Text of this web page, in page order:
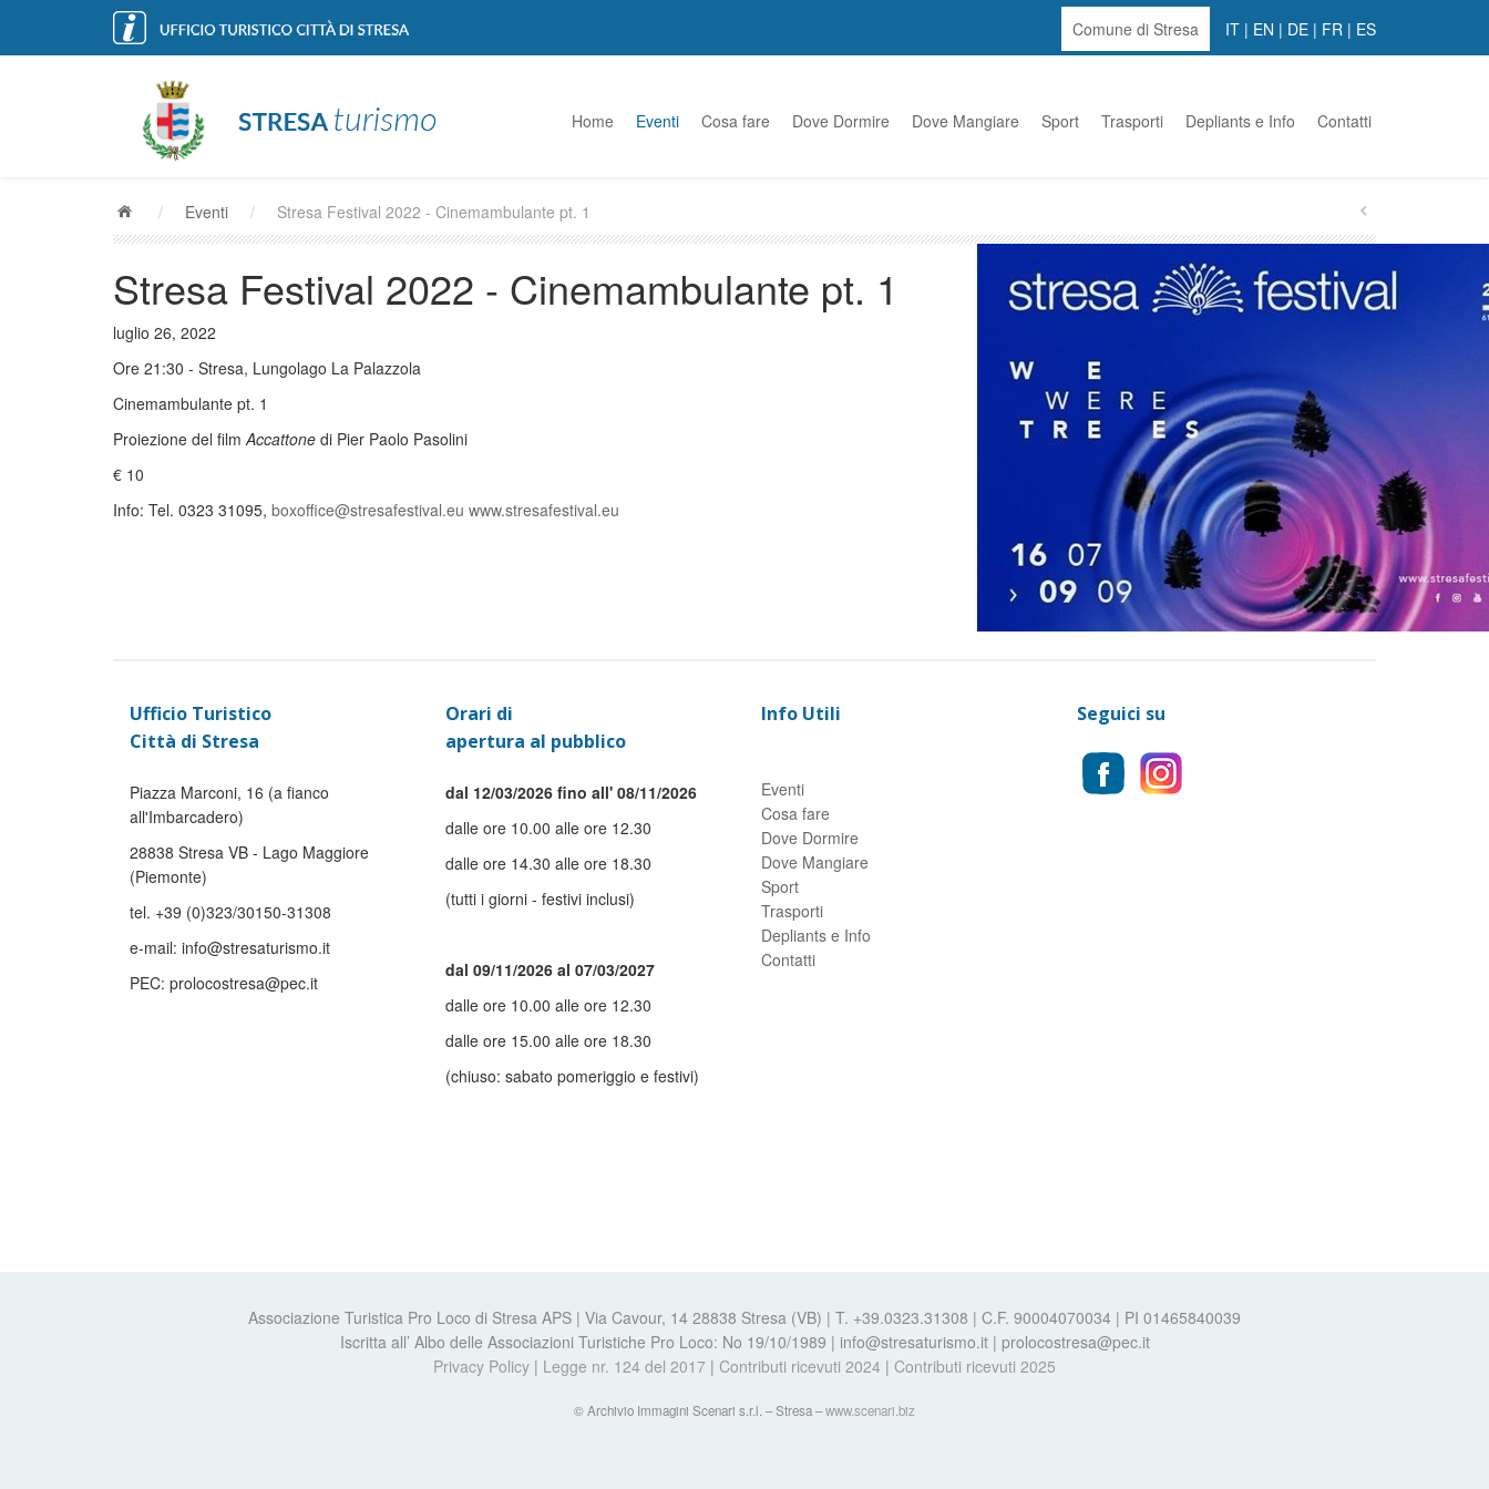
Comune di Stresa IT | EN | DE | FR | ES
Home Eventi Cosa fare Dove Dormire Dove Mangiare Sport Trasporti Depliants e Info Contatti
/ Eventi / Stresa Festival 2022 - Cinemambulante pt. 1
Stresa Festival 2022 - Cinemambulante pt. 1
luglio 26, 2022
Ore 21:30 - Stresa, Lungolago La Palazzola
Cinemambulante pt. 1
Proiezione del filmAccattone di Pier Paolo Pasolini
€ 10
Info: Tel. 0323 31095, boxoffice@stresafestival.eu www.stresafestival.eu
Ufficio Turistico
Città di Stresa
Piazza Marconi, 16 (a fianco
all'Imbarcadero)
28838 Stresa VB - Lago Maggiore
(Piemonte)
tel. +39 (0)323/30150-31308
e-mail: info@stresaturismo.it
PEC: prolocostresa@pec.it
Orari di
apertura al pubblico
dal 12/03/2026 fino all' 08/11/2026
dalle ore 10.00 alle ore 12.30
dalle ore 14.30 alle ore 18.30
(tutti i giorni - festivi inclusi)
dal 09/11/2026 al 07/03/2027
dalle ore 10.00 alle ore 12.30
dalle ore 15.00 alle ore 18.30
(chiuso: sabato pomeriggio e festivi)
Info Utili
Eventi
Cosa fare
Dove Dormire
Dove Mangiare
Sport
Trasporti
Depliants e Info
Contatti
Seguici su
Associazione Turistica Pro Loco di Stresa APS | Via Cavour, 14 28838 Stresa (VB) | T. +39.0323.31308 | C.F. 90004070034 | PI 01465840039
Iscritta all’ Albo delle Associazioni Turistiche Pro Loco: No 19/10/1989 | info@stresaturismo.it | prolocostresa@pec.it
Privacy Policy | Legge nr. 124 del 2017 | Contributi ricevuti 2024 | Contributi ricevuti 2025
© Archivio Immagini Scenari s.r.l. – Stresa –www.scenari.biz